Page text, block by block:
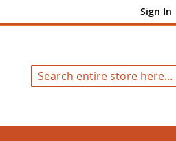
Sign In